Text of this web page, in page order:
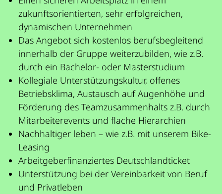
zukunftsorientierten, sehr erfolgreichen,
dynamischen Unternehmen
Das Angebot sich kostenlos berufsbegleitend
innerhalb der Gruppe weiterzubilden, wie z.B.
durch ein Bachelor- oder Masterstudium
Kollegiale Unterstützungskultur, offenes
Betriebsklima, Austausch auf Augenhöhe und
Förderung des Teamzusammenhalts z.B. durch
Mitarbeiterevents und flache Hierarchien
Nachhaltiger leben – wie z.B. mit unserem Bike-
Leasing
Arbeitgeberfinanziertes Deutschlandticket
Unterstützung bei der Vereinbarkeit von Beruf
und Privatleben